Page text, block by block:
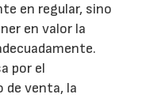
en regular, sino
en valor la
por el
de venta, la